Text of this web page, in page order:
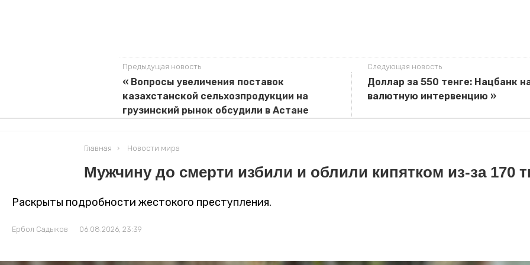
Следующая новость
Доллар за 550 тенге: Нацбанк
валютную интервенцию »
Предыдущая новость
« Вопросы увеличения поставок
казахстанской сельхозпродукции на
грузинский рынок обсудили в Астане